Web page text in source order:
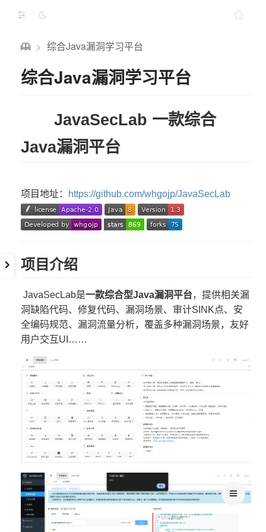
> 综合Java漏洞学习平台
综合Java漏洞学习平台
JavaSecLab 一款综合
Java漏洞平台
项目地址： https://github.com/whgojp/JavaSecLab
项目介绍
​ JavaSecLab是一款综合型Java漏洞平台，提供相关漏
洞缺陷代码、修复代码、漏洞场景、审计SINK点、安
全编码规范、漏洞流量分析，覆盖多种漏洞场景，友好
用户交互UI……